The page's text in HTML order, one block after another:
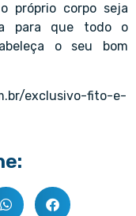
próprio corpo seja
para que todo o
o seu bom
exclusivo-fito-e-